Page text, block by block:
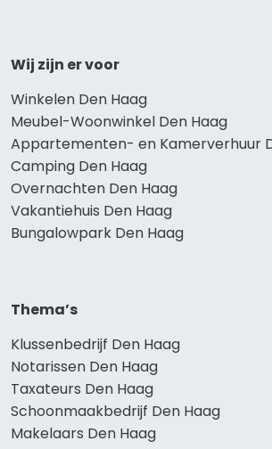
Wij zijn er voor
Winkelen Den Haag
Meubel-Woonwinkel Den Haag
Appartementen- en Kamerverhuur
Camping Den Haag
Overnachten Den Haag
Vakantiehuis Den Haag
Bungalowpark Den Haag
Thema’s
Klussenbedrijf Den Haag
Notarissen Den Haag
Taxateurs Den Haag
Schoonmaakbedrijf Den Haag
Makelaars Den Haag